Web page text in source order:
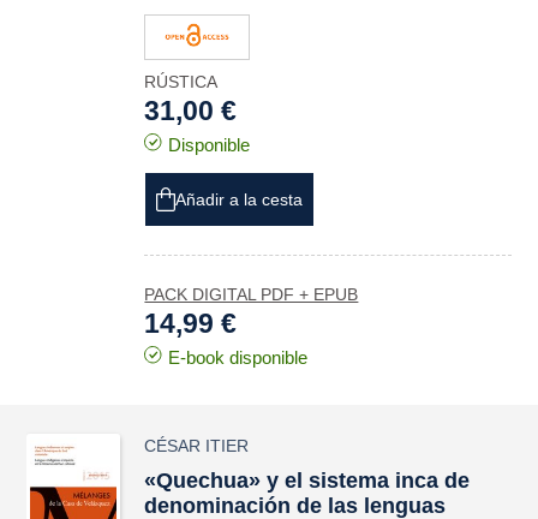
RÚSTICA
31,00 €
Disponible
Añadir a la cesta
PACK DIGITAL PDF + EPUB
14,99 €
E-book disponible
CÉSAR ITIER
«Quechua» y el sistema inca de
denominación de las lenguas